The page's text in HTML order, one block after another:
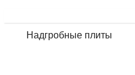
Надгробные плиты